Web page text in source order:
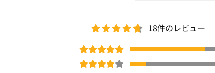
素材感：スラブ素材でサラッと清涼感
着心地：程よいゆとりがラクチンな着心
＊＊＊＊＊＊＊＊＊＊＊＊＊＊＊＊＊
18件のレビュー